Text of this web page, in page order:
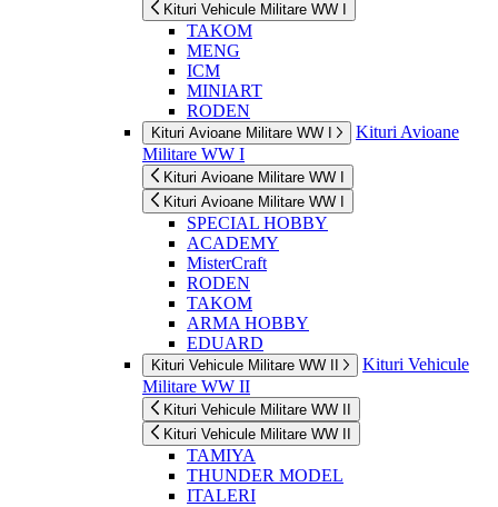
Kituri Vehicule Militare WW I
TAKOM
MENG
ICM
MINIART
RODEN
Kituri Avioane Militare WW I
Kituri Avioane
Militare WW I
Kituri Avioane Militare WW I
Kituri Avioane Militare WW I
SPECIAL HOBBY
ACADEMY
MisterCraft
RODEN
TAKOM
ARMA HOBBY
EDUARD
Kituri Vehicule Militare WW II
Kituri Vehicule
Militare WW II
Kituri Vehicule Militare WW II
Kituri Vehicule Militare WW II
TAMIYA
THUNDER MODEL
ITALERI